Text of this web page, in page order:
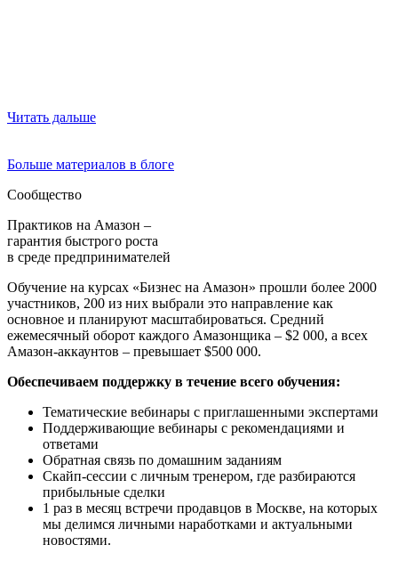
Читать дальше
Больше материалов в блоге
Сообщество
Практиков на Амазон ‒
гарантия быстрого роста
в среде предпринимателей
Обучение на курсах «Бизнес на Амазон» прошли более 2000
участников, 200 из них выбрали это направление как
основное и планируют масштабироваться. Средний
ежемесячный оборот каждого Амазонщика ‒ $2 000, а всех
Амазон-аккаунтов – превышает $500 000.
Обеспечиваем поддержку в течение всего обучения:
Тематические вебинары с приглашенными экспертами
Поддерживающие вебинары с рекомендациями и
ответами
Обратная связь по домашним заданиям
Скайп-сессии с личным тренером, где разбираются
прибыльные сделки
1 раз в месяц встречи продавцов в Москве, на которых
мы делимся личными наработками и актуальными
новостями.